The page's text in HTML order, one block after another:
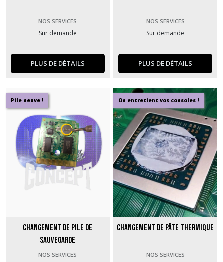
NOS SERVICES
Sur demande
PLUS DE DÉTAILS
NOS SERVICES
Sur demande
PLUS DE DÉTAILS
Pile neuve !
Changement de pile de
sauvegarde
NOS SERVICES
On entretient vos consoles !
Changement de pâte thermique
NOS SERVICES